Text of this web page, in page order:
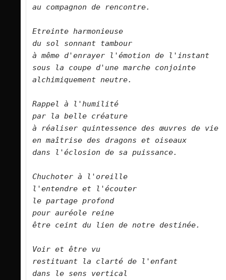
au compagnon de rencontre.
Etreinte harmonieuse
du sol sonnant tambour
à même d'enrayer l'émotion de l'instant
sous la coupe d'une marche conjointe
alchimiquement neutre.
Rappel à l'humilité
par la belle créature
à réaliser quintessence des œuvres de
en maîtrise des dragons et oiseaux
dans l'éclosion de sa puissance.
Chuchoter à l'oreille
l'entendre et l'écouter
le partage profond
pour auréole reine
être ceint du lien de notre
Voir et être vu
restituant la clarté de l'enfant
dans le sens vertical